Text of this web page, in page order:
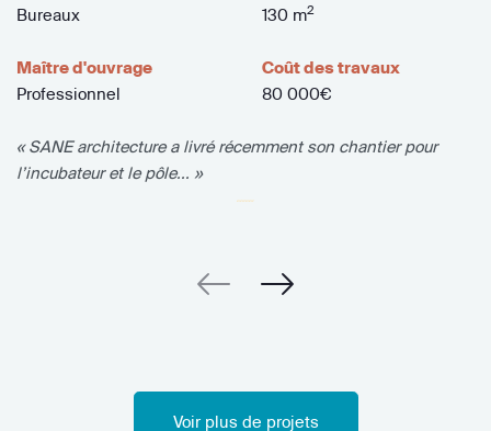
Bureaux
130 m2
Maître d'ouvrage
Professionnel
Coût des travaux
80 000€
« SANE architecture a livré récemment son chantier pour
l’incubateur et le pôle... »
Voir plus de projets